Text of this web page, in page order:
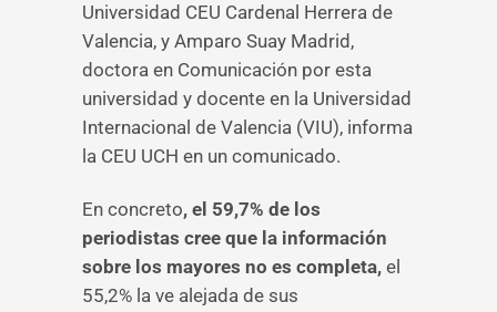
Universidad CEU Cardenal Herrera de
Valencia, y Amparo Suay Madrid,
doctora en Comunicación por esta
universidad y docente en la Universidad
Internacional de Valencia (VIU), informa
la CEU UCH en un comunicado.
En concreto, el 59,7% de los
periodistas cree que la información
sobre los mayores no es completa, el
55,2% la ve alejada de sus